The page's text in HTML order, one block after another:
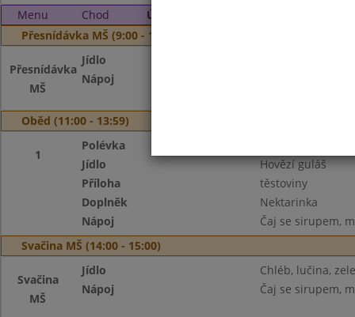
Menu Chod
Úterý 3. 9. 2024
Přesnídávka MŠ (9:00 - 10:00)
Přesnídávka
MŠ
Jídlo
Nápoj
Oběd (11:00 - 13:59)
1
Polévka
Jídlo
Hovězí guláš
Příloha
těstoviny
Doplněk
Nektarinka
Nápoj
Čaj se sirupem,
Svačina MŠ (14:00 - 15:00)
Svačina
MŠ
Jídlo
Chléb, lučina,
Nápoj
Čaj se sirupem,